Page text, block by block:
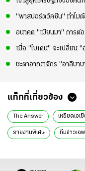
"พาสปอร์ตวัคซีน" ทำไม
อนาคต "เมียนมา" การต่
เมื่อ "ไบเดน" จะเปลี่ยน
ชะตาอาณาจักร "อาลีบา
แท็กที่เกี่ยวข้อง
The Answer เหยียดเอเชี
รายงานพิเศษ ทีมข่าวเฉ